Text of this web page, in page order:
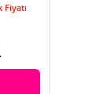
Fiyatı